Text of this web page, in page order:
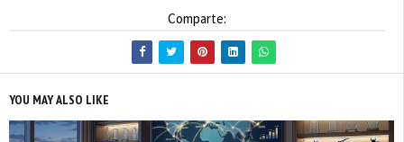
Comparte:
YOU MAY ALSO LIKE